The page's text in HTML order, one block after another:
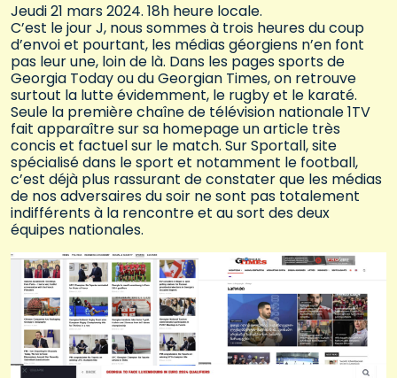
Jeudi 21 mars 2024. 18h heure locale.
C’est le jour J, nous sommes à trois heures du coup
d’envoi et pourtant, les médias géorgiens n’en font
pas leur une, loin de là. Dans les pages sports de
Georgia Today ou du Georgian Times, on retrouve
surtout la lutte évidemment, le rugby et le karaté.
Seule la première chaîne de télévision nationale 1TV
fait apparaître sur sa homepage un article très
concis et factuel sur le match. Sur Sportall, site
spécialisé dans le sport et notamment le football,
c’est déjà plus rassurant de constater que les médias
de nos adversaires du soir ne sont pas totalement
indifférents à la rencontre et au sort des deux
équipes nationales.